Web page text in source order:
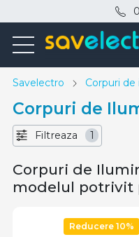
Savelectro Corpuri
Corpuri de
Filtreaza 1
Corpuri de
modelul potrivit
Reducere 10%